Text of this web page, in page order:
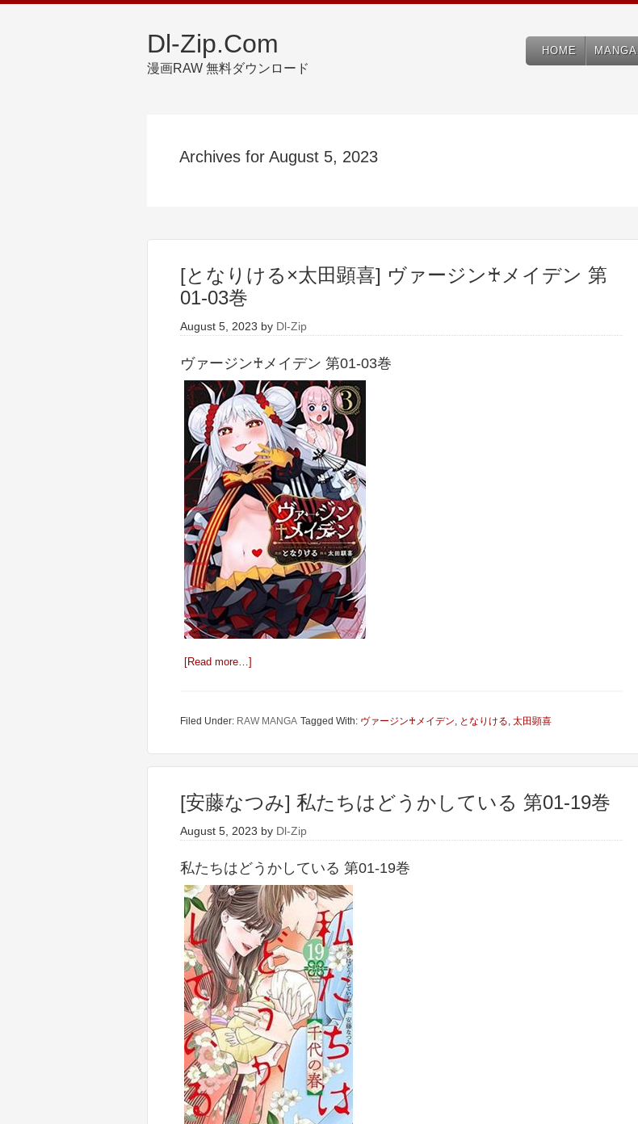
Dl-Zip.Com
漫画RAW 無料ダウンロード
HOME MANGA
Archives for August 5, 2023
[となりける×太田顕喜] ヴァージン♰メイデン 第
01-03巻
August 5, 2023 by Dl-Zip
ヴァージン♰メイデン 第01-03巻
[Read more…]
Filed Under: RAW MANGA Tagged With: ヴァージン♰メイデン, となりける, 太田顕喜
[安藤なつみ] 私たちはどうかしている 第01-19巻
August 5, 2023 by Dl-Zip
私たちはどうかしている 第01-19巻